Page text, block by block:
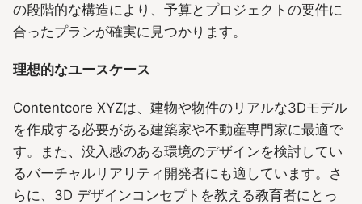
の段階的な構造により、予算とプロジェクトの要件に
合ったプランが確実に見つかります。
理想的なユースケース
Contentcore XYZは、建物や物件のリアルな3Dモデル
を作成する必要がある建築家や不動産専門家に最適で
す。また、没入感のある環境のデザインを検討してい
るバーチャルリアリティ開発者にも適しています。さ
らに、3D デザインコンセプトを教える教育者にとっ